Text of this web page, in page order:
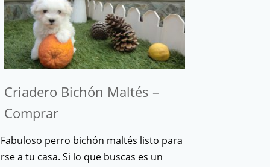
Criadero Bichón Maltés –
Comprar
perro bichón maltés listo para
a tu casa. Si lo que buscas es un